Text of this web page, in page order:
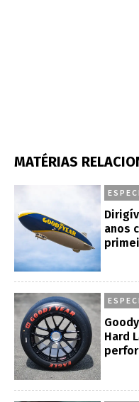
MATÉRIAS
anos
Hard